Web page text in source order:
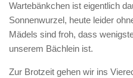
Wartebänkchen ist eigentlich
Sonnenwurzel, heute leider
Mädels sind froh, dass
unserem Bächlein ist.
Zur Brotzeit gehen wir ins